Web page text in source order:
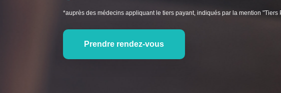
*auprès des médecins appliquant le tiers payant, indiqués par la mention "Tiers
Prendre rendez-vous